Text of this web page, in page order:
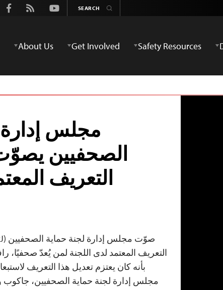
Youtube
Rss
Safety Resources
Get Involved
About Us
مجلس
الصحفيين
التعريف
التعريف المعتمد لدى اللجنة لمن يُعدّ صحفيًا،
بأنه كان يعتزم تعديل هذا التعريف
مجلس إدارة لجنة حماية الصحفيين، جاكوب